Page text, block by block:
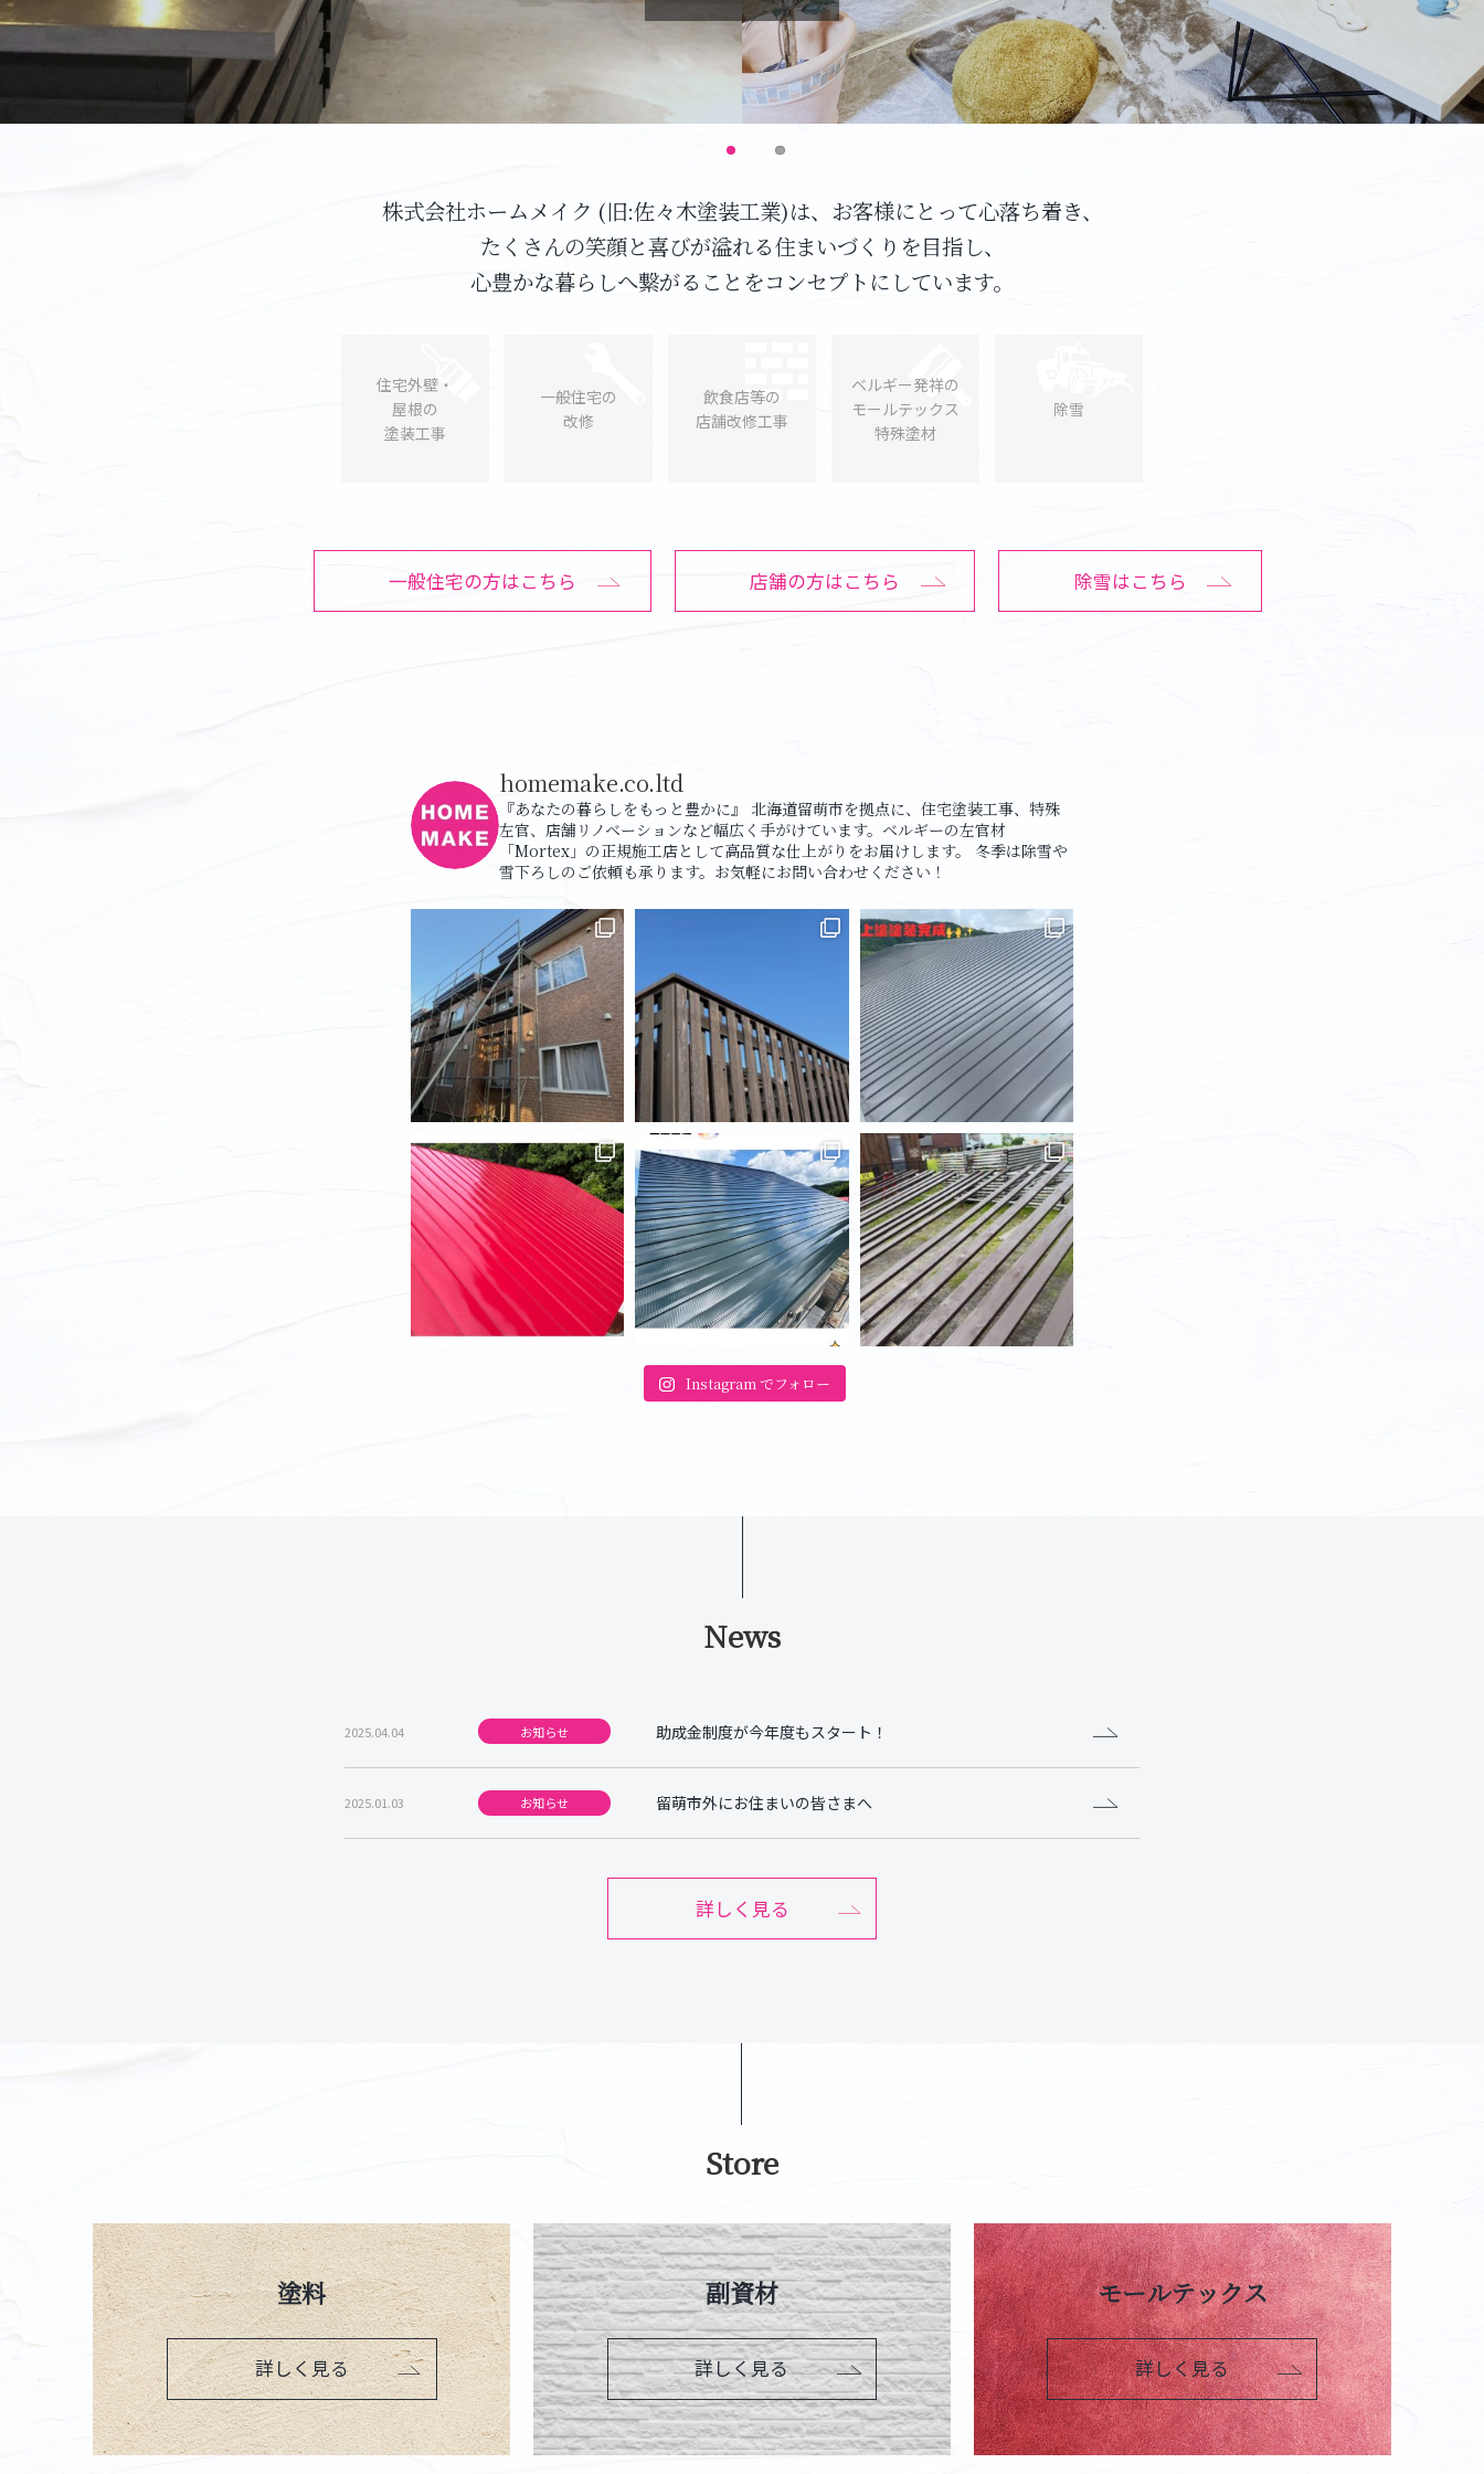
株式会社ホームメイク (旧:佐々木塗装工業)は、お客様にとって心落ち着き、
たくさんの笑顔と喜びが溢れる住まいづくりを目指し、
心豊かな暮らしへ繋がることをコンセプトにしています。
住宅外壁・
屋根の
塗装工事
一般住宅の
改修
飲食店等の
店舗改修工事
ベルギー発祥の
モールテックス
特殊塗材
除雪
一般住宅の方はこちら 店舗の方はこちら 除雪はこちら
homemake.co.ltd
『あなたの暮らしをもっと豊かに』
北海道留萌市を拠点に、住宅塗装工事、特殊
左官、店舗リノベーションなど幅広く手がけています。ベルギーの左官材
「Mortex」の正規施工店として高品質な仕上がりをお届けします。
冬季は除雪や
雪下ろしのご依頼も承ります。お気軽にお問い合わせください！
Instagram でフォロー
News
2025.04.04 お知らせ 助成金制度が今年度もスタート！
2025.01.03 お知らせ 留萌市外にお住まいの皆さまへ
詳しく見る
Store
塗料
詳しく見る
副資材
詳しく見る
モールテックス
詳しく見る